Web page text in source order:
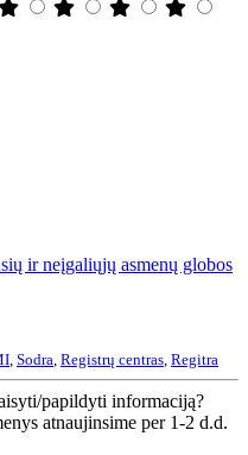
ir neįgaliųjų asmenų globos
Sodra Registrų centras Regitra
papildyti informaciją?
atnaujinsime per 1-2 d.d.